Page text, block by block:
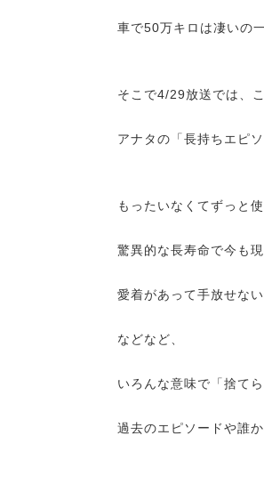
車で50万キロは凄いの一
そこで4/29放送では、
アナタの「長持ちエピ
もったいなくてずっと使
驚異的な長寿命で今も
愛着があって手放せない
などなど、
いろんな意味で「捨て
過去のエピソードや誰